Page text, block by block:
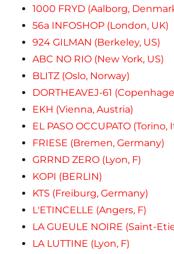
1000 FRYD (Aalborg,
56a INFOSHOP (London, UK)
924 GILMAN (Berkeley, US)
ABC NO RIO (New York, US)
BLITZ (Oslo, Norway)
DORTHEAVEJ-61
EKH (Vienna, Austria)
EL PASO OCCUPATO (Torino,
FRIESE (Bremen, Germany)
GRRND ZERO (Lyon, F)
KOPI (BERLIN)
KTS (Freiburg, Germany)
L'ETINCELLE (Angers, F)
LA GUEULE NOIRE (Saint-
LA LUTTINE (Lyon, F)